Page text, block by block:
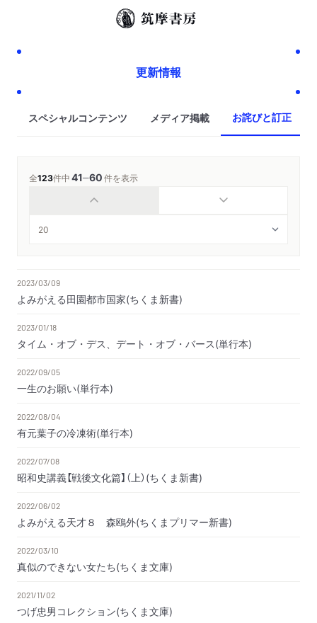
更新情報
スペシャルコンテンツ メディア掲載 お詫びと訂正
全123件中41─60件を表示
2023/03/09
よみがえる田園都市国家(ちくま新書)
2023/01/18
タイム・オブ・デス、デート・オブ・バース(単行本)
2022/09/05
一生のお願い(単行本)
2022/08/04
有元葉子の冷凍術(単行本)
2022/07/08
昭和史講義【戦後文化篇】（上）(ちくま新書)
2022/06/02
よみがえる天才８ 森鴎外(ちくまプリマー新書)
2022/03/10
真似のできない女たち(ちくま文庫)
2021/11/02
つげ忠男コレクション(ちくま文庫)